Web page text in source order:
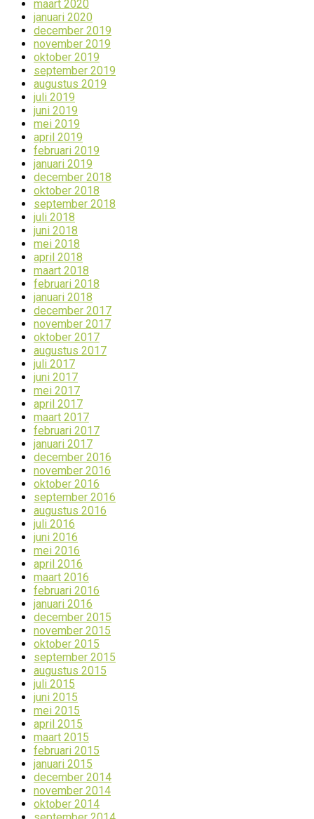
maart 2020
januari 2020
december 2019
november 2019
oktober 2019
september 2019
augustus 2019
juli 2019
juni 2019
mei 2019
april 2019
februari 2019
januari 2019
december 2018
oktober 2018
september 2018
juli 2018
juni 2018
mei 2018
april 2018
maart 2018
februari 2018
januari 2018
december 2017
november 2017
oktober 2017
augustus 2017
juli 2017
juni 2017
mei 2017
april 2017
maart 2017
februari 2017
januari 2017
december 2016
november 2016
oktober 2016
september 2016
augustus 2016
juli 2016
juni 2016
mei 2016
april 2016
maart 2016
februari 2016
januari 2016
december 2015
november 2015
oktober 2015
september 2015
augustus 2015
juli 2015
juni 2015
mei 2015
april 2015
maart 2015
februari 2015
januari 2015
december 2014
november 2014
oktober 2014